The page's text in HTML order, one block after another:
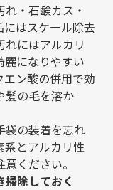
・石鹸カス・
はスケール除去
にはアルカリ
になりやすい
ン酸の併用で効
髪の毛を溶か
袋の装着を忘れ
系とアルカリ性
ください。
除しておく